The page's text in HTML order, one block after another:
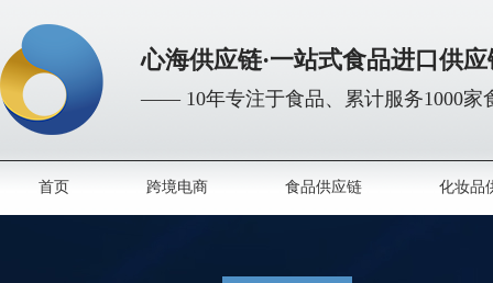
心海供应链·一站式食品进口供
—— 10年专注于食品、累计服务1000
首页 跨境电商 食品供应链 化妆品